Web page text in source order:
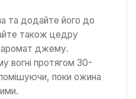
та додайте його до
також цедру
аромат джему.
вогні протягом 30-
поки ожина